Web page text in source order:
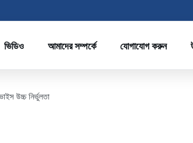
ভিডিও আমাদের সম্পর্কে যোগাযোগ করুন
উচ্চ নির্ভুলতা